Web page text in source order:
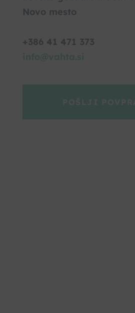
Novo mesto
+386 41 471 373